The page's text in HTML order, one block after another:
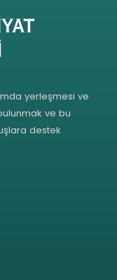
yerleşmesi ve
ve bu
destek